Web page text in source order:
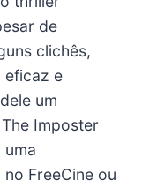
de
clichês,
eficaz e
um
Imposter
FreeCine ou